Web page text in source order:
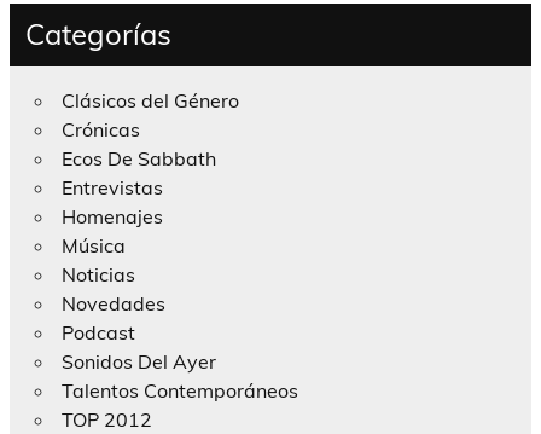
Categorías
Clásicos del Género
Crónicas
Ecos De Sabbath
Entrevistas
Homenajes
Música
Noticias
Novedades
Podcast
Sonidos Del Ayer
Talentos Contemporáneos
TOP 2012